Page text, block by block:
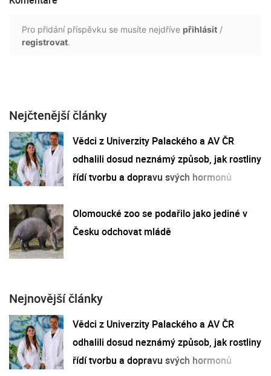
Pro přidání příspěvku se musíte nejdříve přihlásit /
registrovat.
Nejčtenější články
Vědci z Univerzity Palackého a AV ČR
odhalili dosud neznámý způsob, jak rostliny
řídí tvorbu a dopravu svých hormonů
Olomoucké zoo se podařilo jako jediné v
Česku odchovat mládě
Nejnovější články
Vědci z Univerzity Palackého a AV ČR
odhalili dosud neznámý způsob, jak rostliny
řídí tvorbu a dopravu svých hormonů